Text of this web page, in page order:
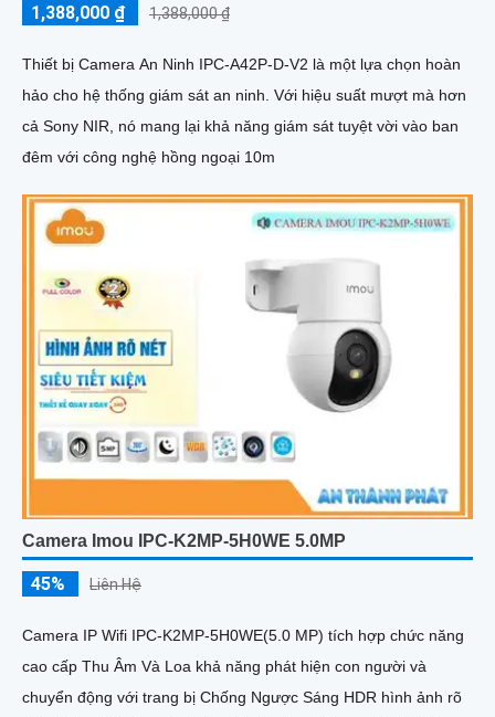
1,388,000 ₫ 1,388,000 ₫
Thiết bị Camera An Ninh IPC-A42P-D-V2 là một lựa chọn hoàn
hảo cho hệ thống giám sát an ninh. Với hiệu suất mượt mà hơn
cả Sony NIR, nó mang lại khả năng giám sát tuyệt vời vào ban
đêm với công nghệ hồng ngoại 10m
Camera Imou IPC-K2MP-5H0WE 5.0MP
45% Liên Hệ
Camera IP Wifi IPC-K2MP-5H0WE(5.0 MP) tích hợp chức năng
cao cấp Thu Âm Và Loa khả năng phát hiện con người và
chuyển động với trang bị Chống Ngược Sáng HDR hình ảnh rõ